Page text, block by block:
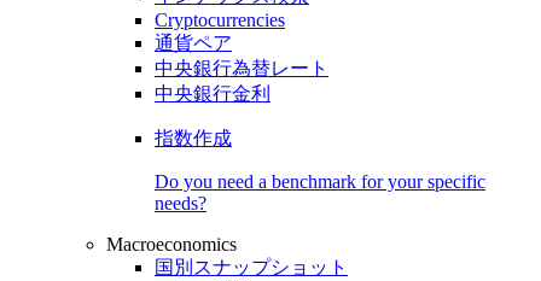
Cryptocurrencies
通貨ペア
中央銀行為替レート
中央銀行金利
指数作成
Do you need a benchmark for your specific
needs?
Macroeconomics
国別スナップショット